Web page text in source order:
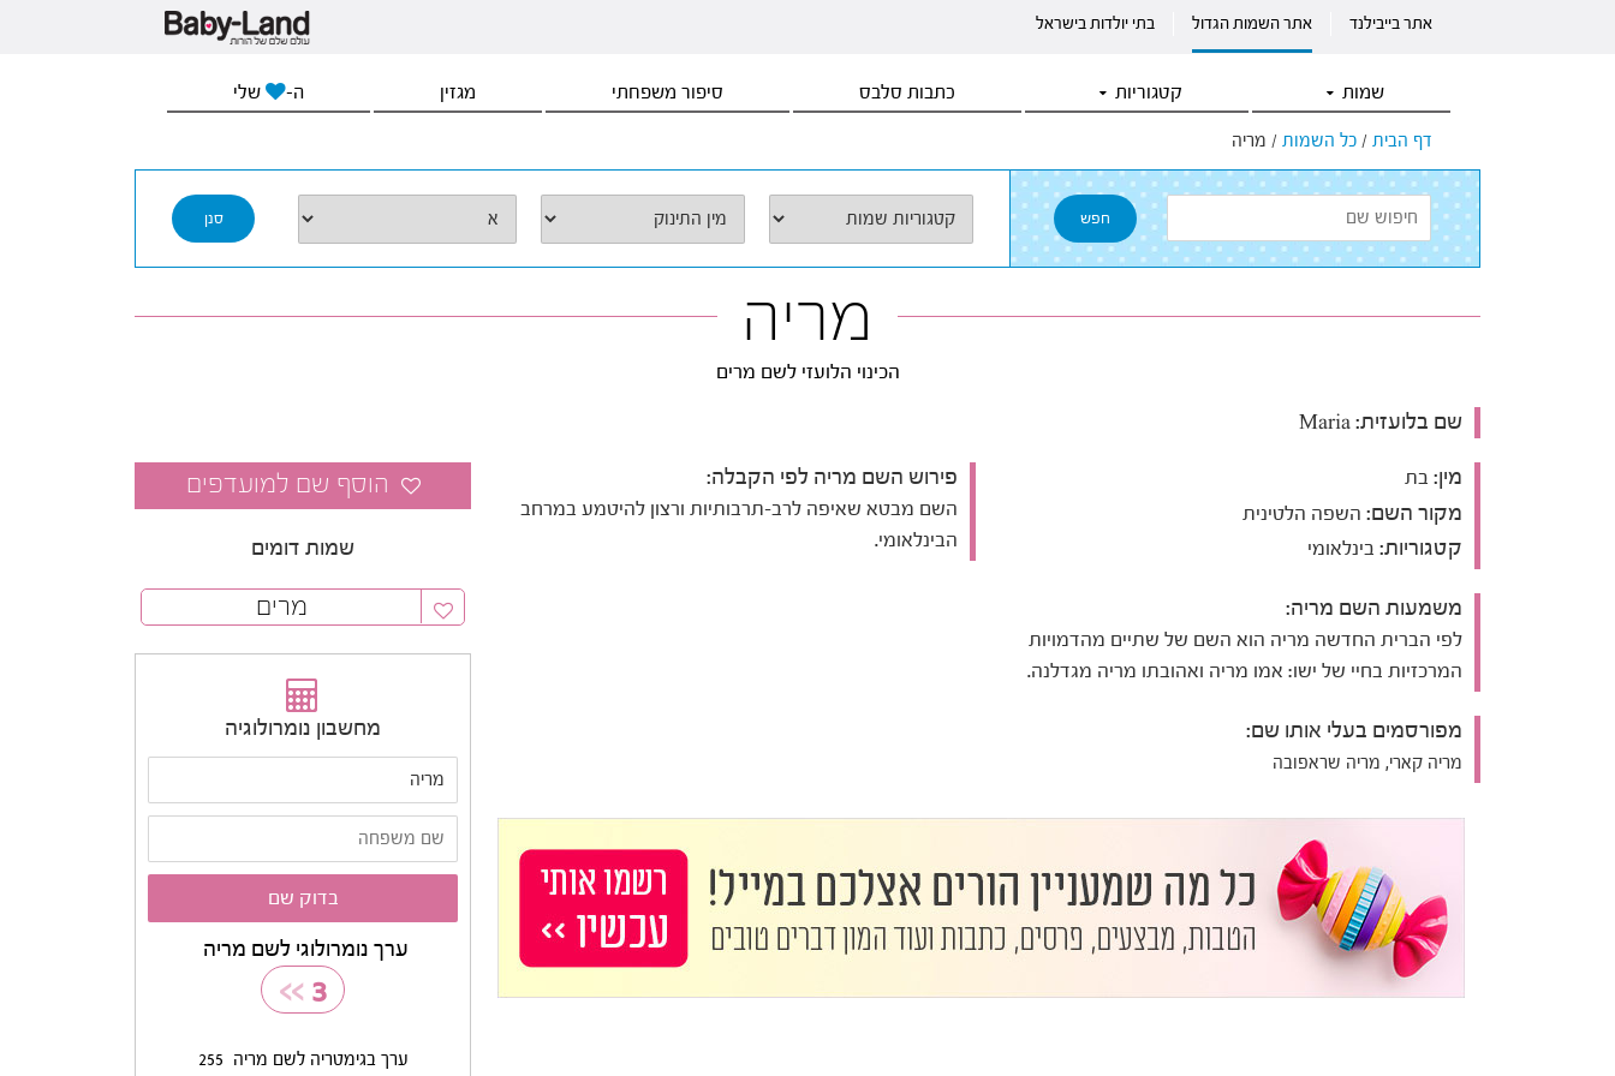
אתר בייבילנד אתר השמות הגדול בתי יולדות בישראל
שמות קטגוריות כתבות סלבס סיפור משפחתי מגזין ה- שלי
דף הבית / כל השמות / מריה
מריה
הכינוי הלועזי לשם מרים
שם בלועזית:
מין: בת
מקור השם: השפה הלטינית
קטגוריות: בינלאומי
משמעות השם מריה:
לפי הברית החדשה מריה הוא השם של שתיים מהדמויות
המרכזיות בחיי של ישו: אמו מריה ואהובתו מריה מגדלנה.
מפורסמים בעלי אותו שם:
מריה קארי, מריה שראפובה
פירוש השם מריה לפי הקבלה:
השם מבטא שאיפה לרב-תרבותיות ורצון להיטמע במרחב
הבינלאומי.
שמות דומים
מרים
מחשבון נומרולוגיה
ערך נומרולוגי לשם מריה
3
>>
ערך בגימטריה לשם מריה 255